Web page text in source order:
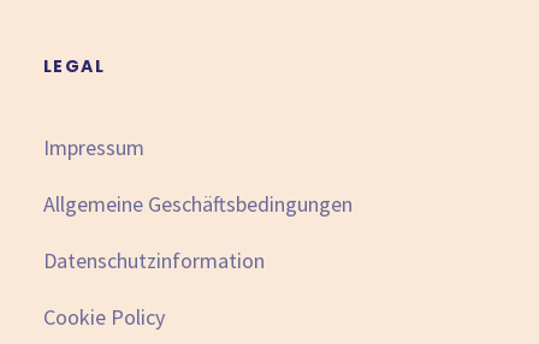
LEGAL
Impressum
Allgemeine Geschäftsbedingungen
Datenschutzinformation
Cookie Policy